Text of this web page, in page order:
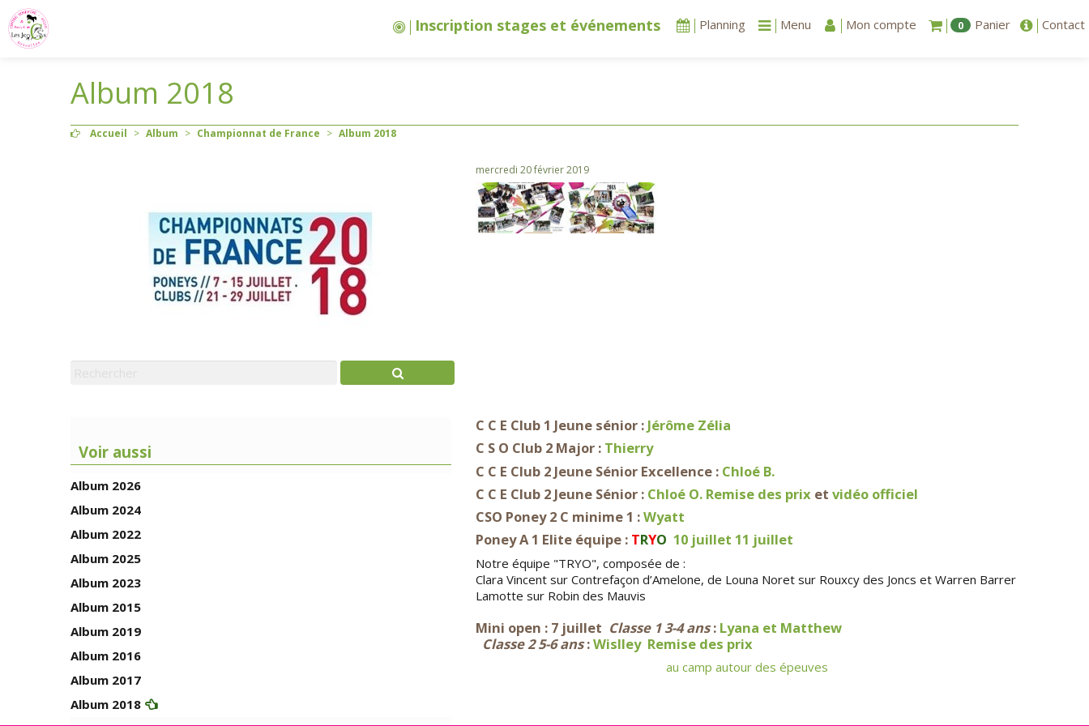
Inscription stages et événements Planning Menu Mon compte 0 Panier Contact
Album 2018
Accueil > Album > Championnat de France > Album 2018
mercredi 20 février 2019
C C E Club 1 Jeune sénior : Jérôme Zélia
C S O Club 2 Major : Thierry
C C E Club 2 Jeune Sénior Excellence : Chloé B.
C C E Club 2 Jeune Sénior : Chloé O. Remise des prix et vidéo officiel
CSO Poney 2 C minime 1 :Wyatt
Poney A 1 Elite équipe : TRYO 10 juillet 11 juillet
Notre équipe "TRYO", composée de :
Clara Vincent sur Contrefaçon d’Amelone, de Louna Noret sur Rouxcy des Joncs et Warren Barrer
Lamotte sur Robin des Mauvis
Mini open : 7 juillet Classe 1 3-4 ans: Lyana et Matthew
Classe 2 5-6 ans:Wislley Remise des prix
au camp autour des épeuves
Voir aussi
Album 2026
Album 2024
Album 2022
Album 2025
Album 2023
Album 2015
Album 2019
Album 2016
Album 2017
Album 2018